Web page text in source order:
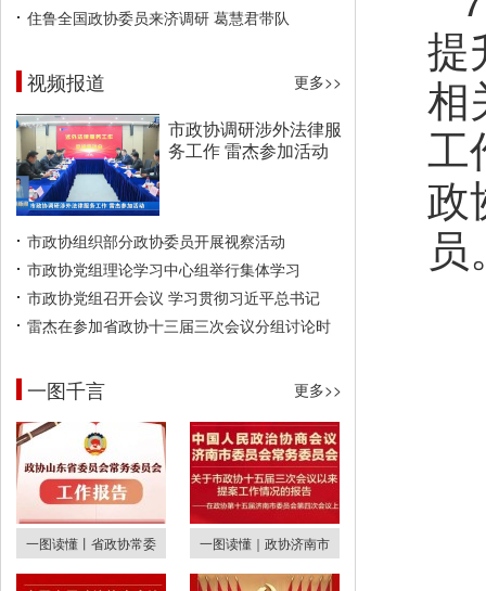
住鲁全国政协委员来济调研 葛慧君带队
视频报道 更多>>
市政协调研涉外法律服
务工作 雷杰参加活动
市政协组织部分政协委员开展视察活动
市政协党组理论学习中心组举行集体学习
市政协党组召开会议 学习贯彻习近平总书记
雷杰在参加省政协十三届三次会议分组讨论时
一图千言 更多>>
一图读懂丨省政协常委 一图读懂｜政协济南市
提
相
工
政
员